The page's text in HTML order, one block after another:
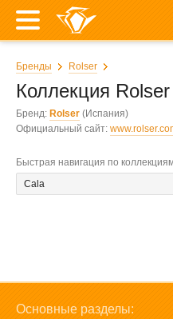
Бренды Rolser
Коллекция Rolser
Бренд: Rolser (Испания)
Официальный сайт:
Быстрая навигация по
Основные разделы: